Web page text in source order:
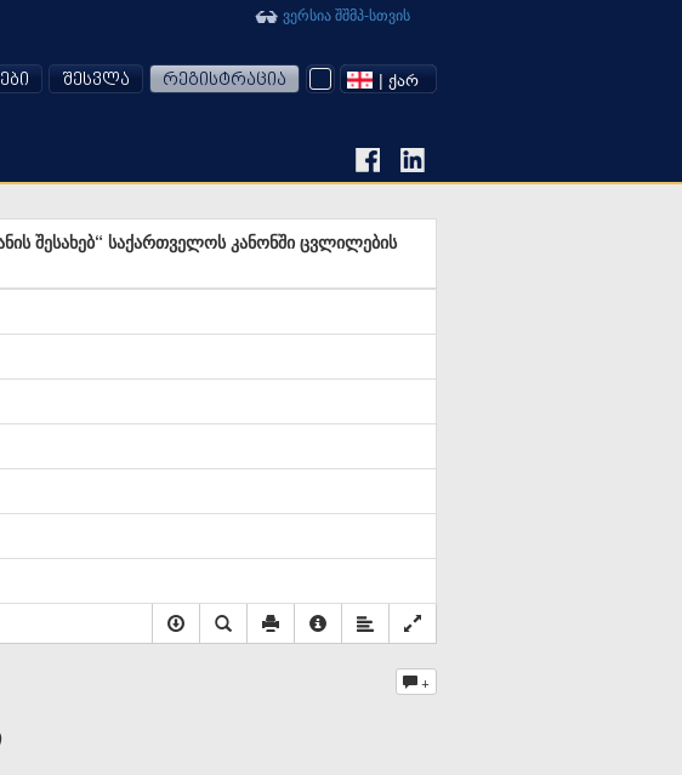
ვერსია შშმპ-სთვის
შესვლა რეგისტრაცია | ᲥᲐᲠ
შესახებ“ საქართველოს კანონში ცვლილების
+